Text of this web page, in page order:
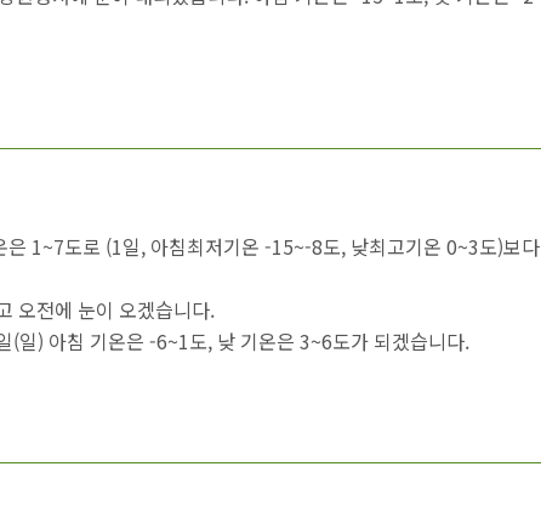
1~7도로 (1일, 아침최저기온 -15~-8도, 낮최고기온 0~3도)보
오전에 눈이 오겠습니다.
일) 아침 기온은 -6~1도, 낮 기온은 3~6도가 되겠습니다.